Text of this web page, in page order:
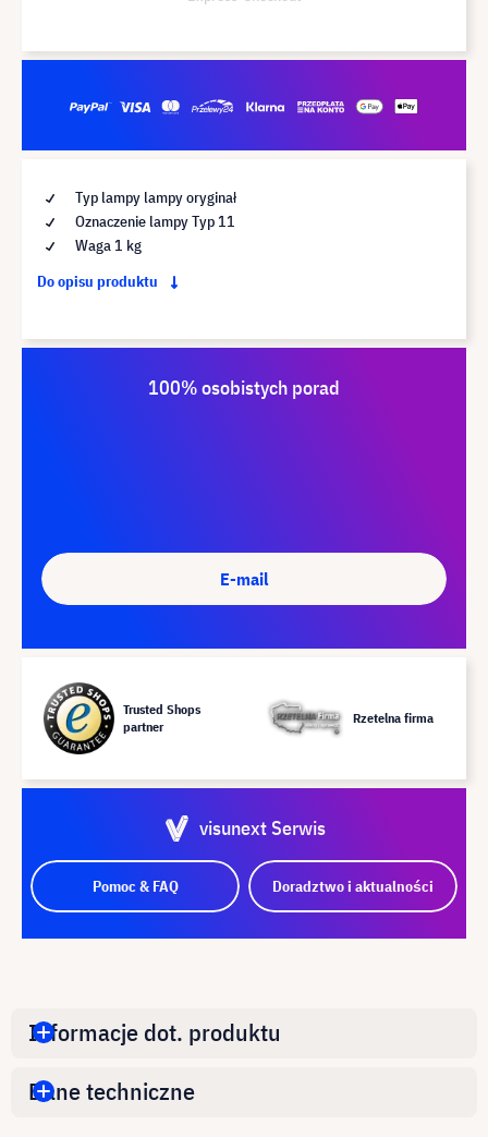
Typ lampy lampy oryginał
Oznaczenie lampy Typ 11
Waga 1 kg
Do opisu produktu
100% osobistych porad
E-mail
Trusted Shops
partner
Rzetelna firma
visunext Serwis
Pomoc & FAQ Doradztwo i aktualności
Informacje dot. produktu
Dane techniczne